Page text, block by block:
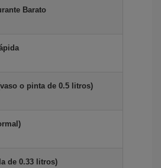
Barato
o pinta de 0.5 litros)
de 0.33 litros)